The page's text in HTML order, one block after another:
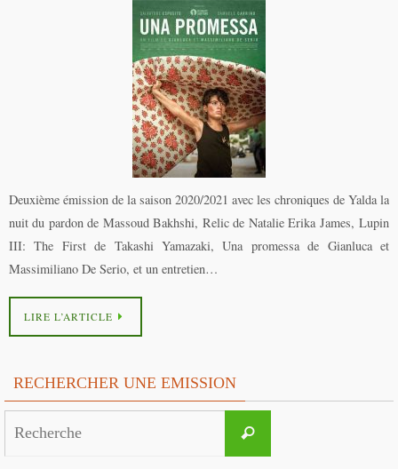
Deuxième émission de la saison 2020/2021 avec les chroniques de Yalda la
nuit du pardon de Massoud Bakhshi, Relic de Natalie Erika James, Lupin
III: The First de Takashi Yamazaki, Una promessa de Gianluca et
Massimiliano De Serio, et un entretien…
LIRE L’ARTICLE
RECHERCHER UNE EMISSION
Recherche